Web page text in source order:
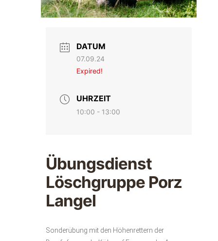
DATUM
07.09.24
Expired!
UHRZEIT
10:00 - 13:00
Übungsdienst
Löschgruppe Porz
Langel
Sonderübung mit den Höhenrettern der